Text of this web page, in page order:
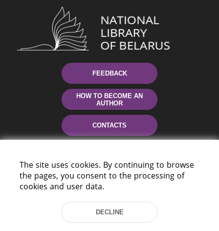
FEEDBACK
HOW TO BECOME AN
AUTHOR
CONTACTS
The site uses cookies. By continuing to browse
the pages, you consent to the processing of
cookies and user data.
DECLINE